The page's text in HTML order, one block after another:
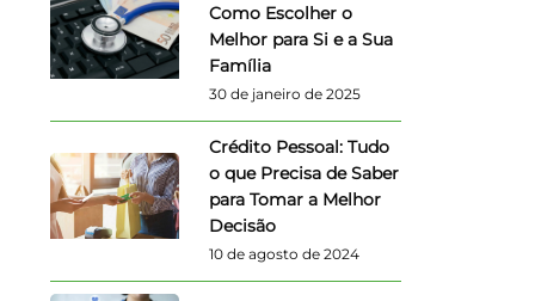
Como Escolher o
Melhor para Si e a Sua
Família
30 de janeiro de 2025
Crédito Pessoal: Tudo
o que Precisa de Saber
para Tomar a Melhor
Decisão
10 de agosto de 2024